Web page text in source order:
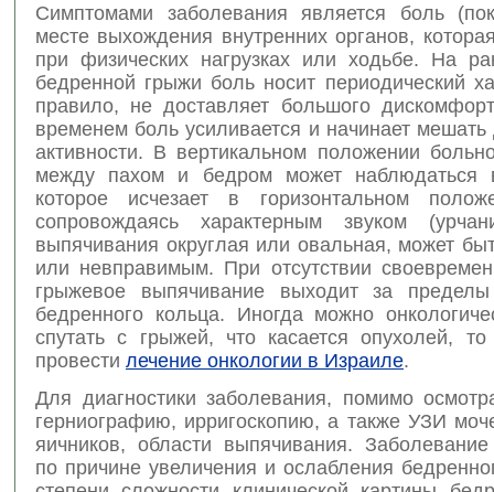
Симптомами заболевания является боль
месте выхождения внутренних органов,
при физических нагрузках или ходьбе. На
бедренной грыжи боль носит периодический
правило, не доставляет большого
временем боль усиливается и начинает мешать
активности. В вертикальном положении
между пахом и бедром может наблюдаться
которое исчезает в горизонтальном
сопровождаясь характерным звуком
выпячивания округлая или овальная, может
или невправимым. При отсутствии
грыжевое выпячивание выходит за пределы
бедренного кольца. Иногда можно
спутать с грыжей, что касается опухолей,
провести лечение онкологии в Израиле.
Для диагностики заболевания, помимо
герниографию, ирригоскопию, а также УЗИ
яичников, области выпячивания.
по причине увеличения и ослабления